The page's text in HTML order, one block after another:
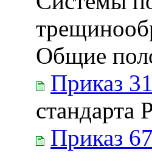
Общие
Приказ
стандарта
Приказ